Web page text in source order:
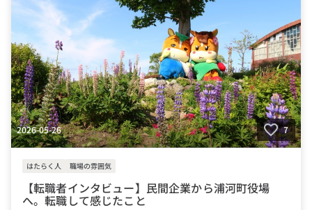
2026-05-26 7
はたらく人 職場の雰囲気
【転職者インタビュー】民間企業から浦河町役場
へ。転職して感じたこと